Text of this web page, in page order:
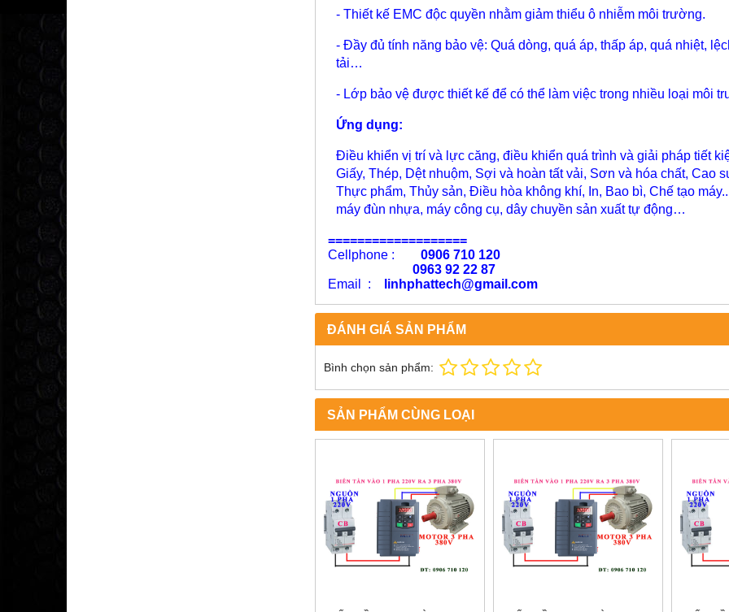
- Thiết kế EMC độc quyền nhằm giảm thiểu ô nhiễm môi trường.
- Đầy đủ tính năng bảo vệ: Quá dòng, quá áp, thấp áp, quá nhiệt,
tải…
- Lớp bảo vệ được thiết kế để có thể làm việc trong nhiều loại môi
Ứng dụng:
Điều khiển vị trí và lực căng, điều khiển quá trình và giải pháp tiết
Giấy, Thép, Dệt nhuộm, Sợi và hoàn tất vải, Sơn và hóa chất, Cao
Thực phẩm, Thủy sản, Điều hòa không khí, In, Bao bì, Chế tạo
máy đùn nhựa, máy công cụ, dây chuyền sản xuất tự động…
===================
Cellphone : 0906 710 120
0963 92 22 87
Email :
linhphattech@gmail.com
ĐÁNH GIÁ SẢN PHẨM
Bình chọn sản phẩm:
SẢN PHẨM CÙNG LOẠI